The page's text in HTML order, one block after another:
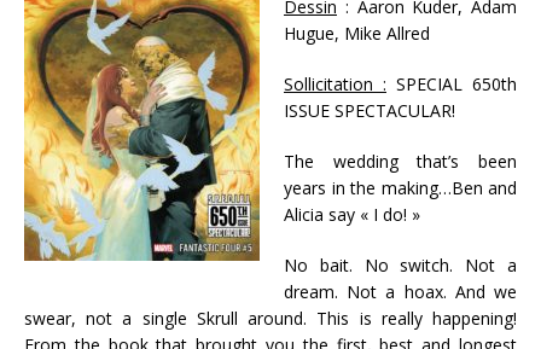
Dessin : Aaron Kuder, Adam
Hugue, Mike Allred
Sollicitation : SPECIAL 650th
ISSUE SPECTACULAR!
The wedding that’s been
years in the making…Ben and
Alicia say « I do! »
No bait. No switch. Not a
dream. Not a hoax. And we
swear, not a single Skrull around. This is really happening!